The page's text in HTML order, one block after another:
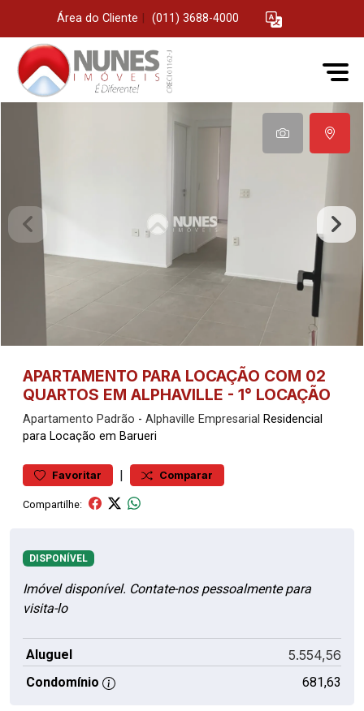
Área do Cliente (011) 3688-4000
APARTAMENTO PARA LOCAÇÃO COM 02
QUARTOS EM ALPHAVILLE - 1° LOCAÇÃO
Apartamento Padrão - Alphaville Empresarial Residencial
para Locação em Barueri
Favoritar | Comparar
Compartilhe:
DISPONÍVEL
Imóvel disponível. Contate-nos pessoalmente para
visita-lo
Aluguel 5.554,56
Condomínio 681,63